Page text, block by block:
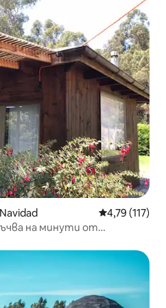
Средна
4,79 (117)
на минути от